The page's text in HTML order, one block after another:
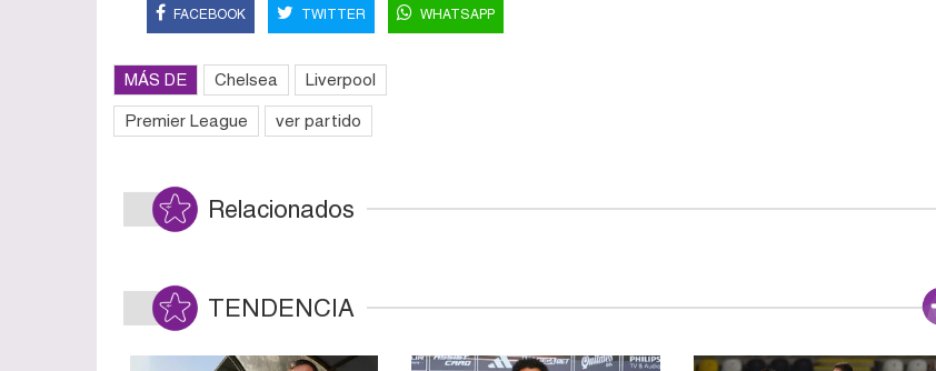
FACEBOOK TWITTER WHATSAPP
MÁS DE Chelsea Liverpool
Premier League ver partido
Relacionados
TENDENCIA